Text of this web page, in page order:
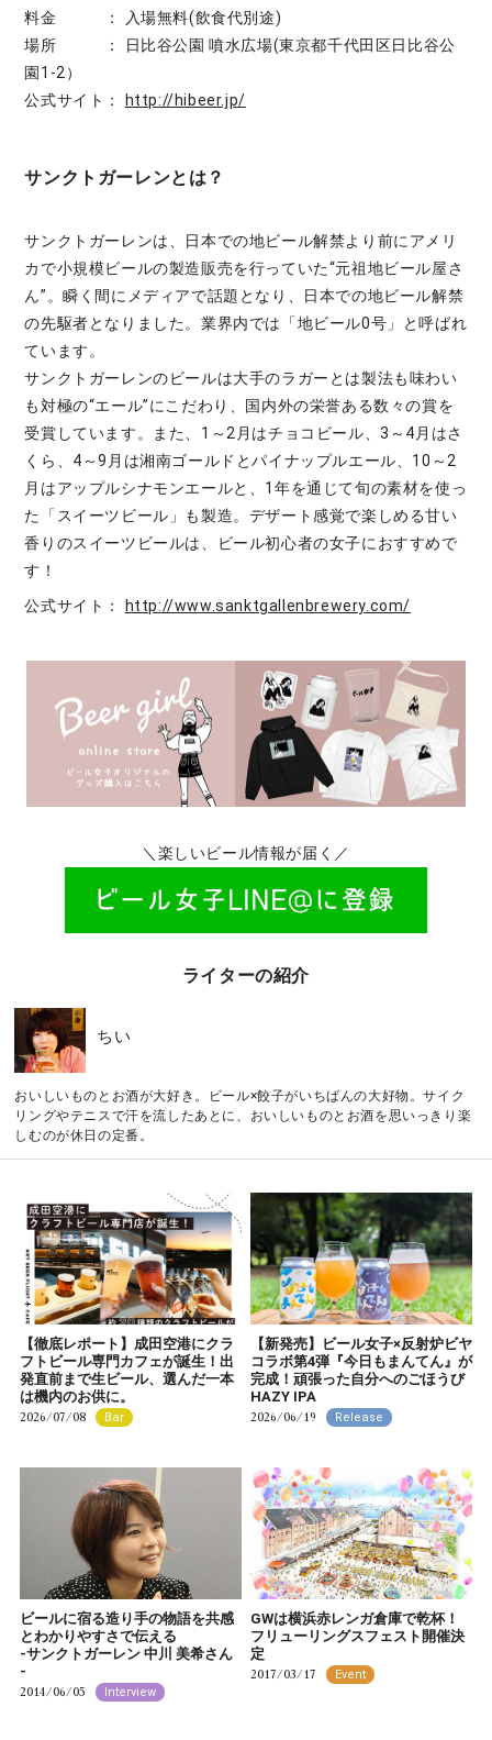
料金 ： 入場無料(飲食代別途)
場所 ： 日比谷公園 噴水広場(東京都千代田区日比谷公
園1-2）
公式サイト：
http://hibeer.jp/
サンクトガーレンとは？
サンクトガーレンは、日本での地ビール解禁より前にアメリ
カで小規模ビールの製造販売を行っていた“元祖地ビール屋さ
ん”。瞬く間にメディアで話題となり、日本での地ビール解禁
の先駆者となりました。業界内では「地ビール0号」と呼ばれ
ています。
サンクトガーレンのビールは大手のラガーとは製法も味わい
も対極の“エール”にこだわり、国内外の栄誉ある数々の賞を
受賞しています。また、1～2月はチョコビール、3～4月はさ
くら、4～9月は湘南ゴールドとパイナップルエール、10～2
月はアップルシナモンエールと、1年を通じて旬の素材を使っ
た「スイーツビール」も製造。デザート感覚で楽しめる甘い
香りのスイーツビールは、ビール初心者の女子におすすめで
す！
公式サイト：
http://www.sanktgallenbrewery.com/
＼楽しいビール情報が届く／
ライターの紹介
ちい
おいしいものとお酒が大好き。ビール×餃子がいちばんの大好物。サイク
リングやテニスで汗を流したあとに、おいしいものとお酒を思いっきり楽
しむのが休日の定番。
【徹底レポート】成田空港にクラ
フトビール専門カフェが誕生！出
発直前まで生ビール、選んだ一本
は機内のお供に。
2026/07/08 Bar
【新発売】ビール女子×反射炉ビヤ
コラボ第4弾『今日もまんてん』が
完成！頑張った自分へのごほうび
HAZY IPA
2026/06/19 Release
ビールに宿る造り手の物語を共感
とわかりやすさで伝える
-サンクトガーレン 中川 美希さん
-
2014/06/05 Interview
GWは横浜赤レンガ倉庫で乾杯！
フリューリングスフェスト開催決
定
2017/03/17 Event